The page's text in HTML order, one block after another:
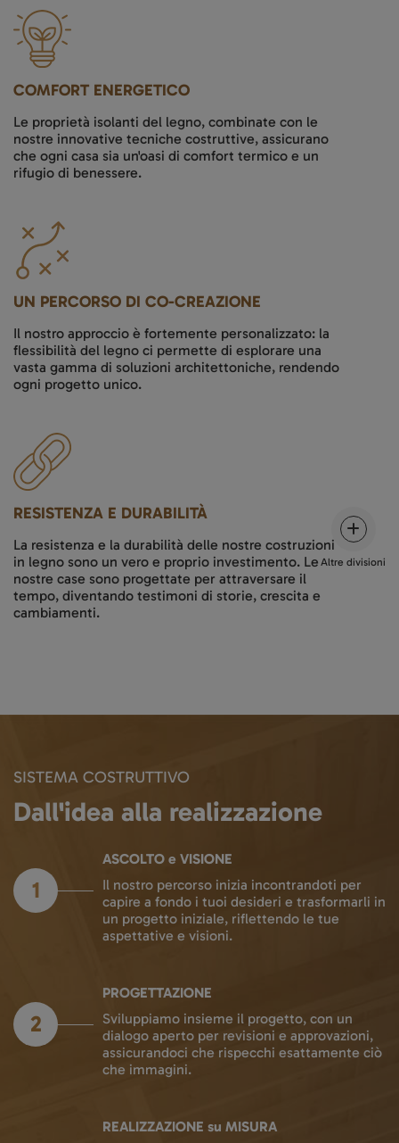
COMFORT ENERGETICO
Le proprietà isolanti del legno, combinate con le
nostre innovative tecniche costruttive, assicurano
che ogni casa sia un'oasi di comfort termico e un
rifugio di benessere.
UN PERCORSO DI CO-CREAZIONE
Il nostro approccio è fortemente personalizzato: la
flessibilità del legno ci permette di esplorare una
vasta gamma di soluzioni architettoniche, rendendo
ogni progetto unico.
RESISTENZA E DURABILITÀ
La resistenza e la durabilità delle nostre costruzioni
in legno sono un vero e proprio investimento. Le
nostre case sono progettate per attraversare il
tempo, diventando testimoni di storie, crescita e
cambiamenti.
SISTEMA COSTRUTTIVO
Dall'idea alla realizzazione
ASCOLTO e VISIONE
Il nostro percorso inizia incontrandoti per
capire a fondo i tuoi desideri e trasformarli in
un progetto iniziale, riflettendo le tue
aspettative e visioni.
1
PROGETTAZIONE
Sviluppiamo insieme il progetto, con un
dialogo aperto per revisioni e approvazioni,
assicurandoci che rispecchi esattamente ciò
che immagini.
2
REALIZZAZIONE su MISURA
Altre divisioni